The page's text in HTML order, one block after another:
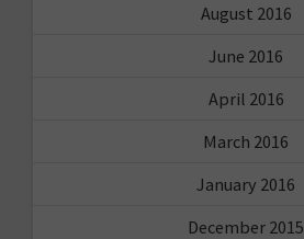
August 2016
June 2016
April 2016
March 2016
January 2016
December 2015